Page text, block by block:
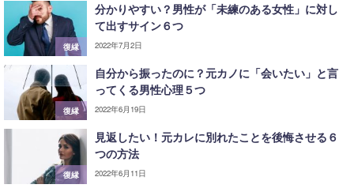
復縁
分かりやすい？男性が「未練のある女性」に対し
て出すサイン６つ
2022年7月2日
復縁
自分から振ったのに？元カノに「会いたい」と言
ってくる男性心理５つ
2022年6月19日
復縁
見返したい！元カレに別れたことを後悔させる６
つの方法
2022年6月11日